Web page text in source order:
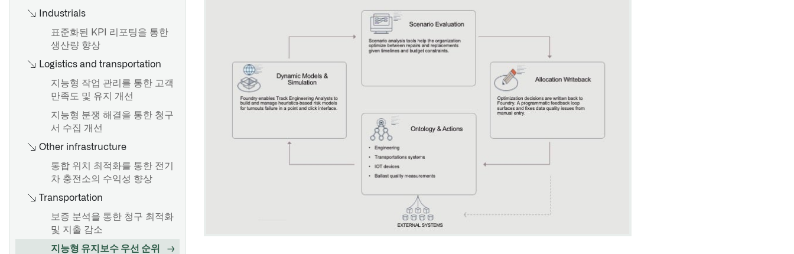
Industrials
표준화된 KPI 리포팅을 통한
생산량 향상
Logistics and transportation
지능형 작업 관리를 통한 고객
만족도 및 유지 개선
지능형 분쟁 해결을 통한 청구
서 수집 개선
Other infrastructure
통합 위치 최적화를 통한 전기
차 충전소의 수익성 향상
Transportation
보증 분석을 통한 청구 최적화
및 지출 감소
지능형 유지보수 우선 순위